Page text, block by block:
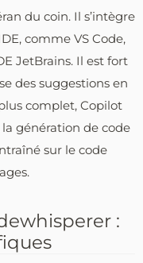
du coin. Il s’intègre
comme VS Code,
JetBrains. Il est fort
des suggestions en
complet, Copilot
génération de code
sur le code
: